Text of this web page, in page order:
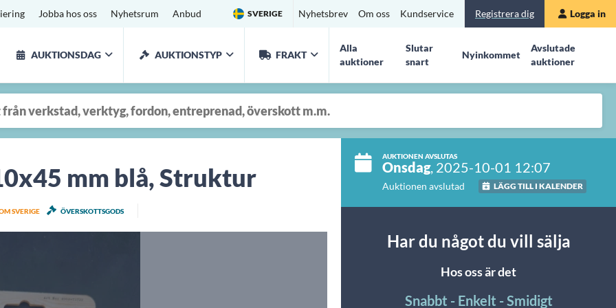
Jobba hos oss Nyhetsrum Anbud SVERIGE Nyhetsbrev Om oss Kundservice Registrera dig Logga in
AUKTIONSDAG AUKTIONSTYP FRAKT
Alla
auktioner
Slutar
snart
Nyinkommet
Avslutade
auktioner
AUKTIONEN AVSLUTAS
Onsdag, 2025-10-01 12:07
Auktionen avslutad LÄGG TILL I KALENDER
Har du något du vill sälja
Hos oss är det
Snabbt - Enkelt - Smidigt
mm blå, Struktur
SVERIGE ÖVERSKOTTSGODS